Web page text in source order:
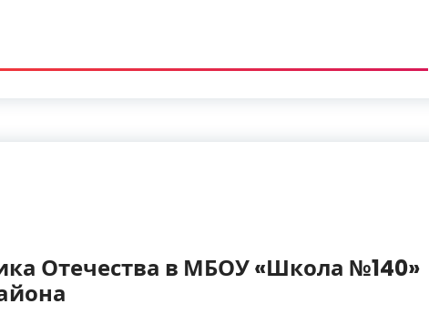
Отечества в МБОУ «Школа №140»